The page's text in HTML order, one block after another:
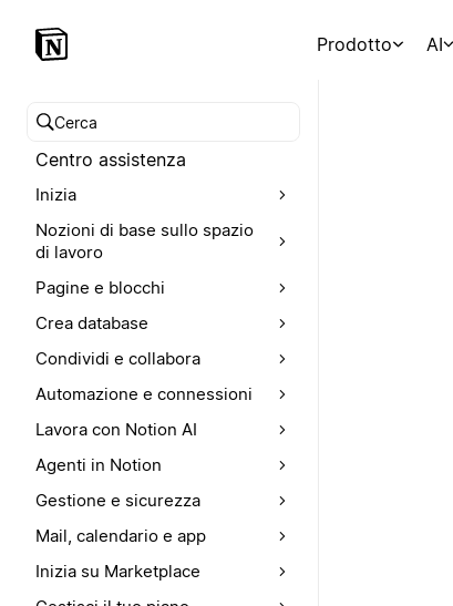
Prodotto AI
Cerca nel Centro assistenza
Centro assistenza
Inizia
Nozioni di base sullo spazio
di lavoro
Pagine e blocchi
Crea database
Condividi e collabora
Automazione e connessioni
Lavora con Notion AI
Agenti in Notion
Gestione e sicurezza
Mail, calendario e app
Inizia su Marketplace